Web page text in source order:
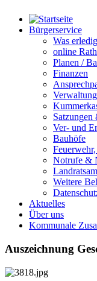
Bürgerservice
Was
online
Planen /
Finanzen
Satzungen
Ver- und
Bauhöfe
Notrufe &
Weitere
Aktuelles
Über uns
Kommunale
Auszeichnung